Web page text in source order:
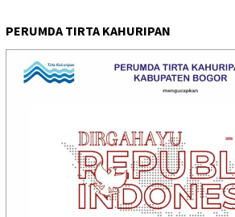
PERUMDA TIRTA KAHURIPAN